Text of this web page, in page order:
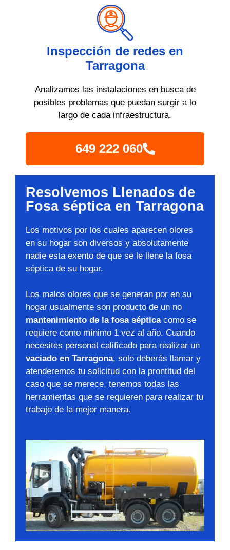
Inspección de redes en
Tarragona
Analizamos las instalaciones en busca de
posibles problemas que puedan surgir a lo
largo de cada infraestructura.
649 222 060
Resolvemos Llenados de
Fosa séptica en Tarragona
Los motivos por los cuales aparecen olores
en su hogar son diversos y absolutamente
nadie esta exento de que se le llene la fosa
séptica de su hogar.
Los malos olores que se generan por en su
hogar usualmente son producto de un no
mantenimiento de la fosa sépticacomo se
requiere como mínimo 1 vez al año. Cuando
necesites personal calificado para realizar un
vaciado en Tarragona, solo deberás llamar y
atenderemos tu solicitud con la prontitud del
caso que se merece, tenemos todas las
herramientas que se requieren para realizar tu
trabajo de la mejor manera.